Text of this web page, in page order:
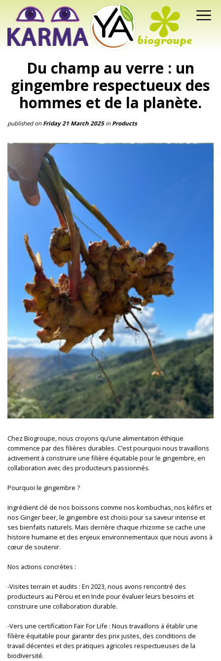
Du champ au verre : un
gingembre respectueux des
hommes et de la planète.
published on Friday 21 March 2025 in Products
Chez Biogroupe, nous croyons qu’une alimentation éthique
commence par des filières durables. C’est pourquoi nous travaillons
activement à construire une filière équitable pour le gingembre, en
collaboration avec des producteurs passionnés.
Pourquoi le gingembre ?
Ingrédient clé de nos boissons comme nos kombuchas, nos kéfirs et
nos Ginger beer, le gingembre est choisi pour sa saveur intense et
ses bienfaits naturels. Mais derrière chaque rhizome se cache une
histoire humaine et des enjeux environnementaux que nous avons à
cœur de soutenir.
Nos actions concrètes :
-Visites terrain et audits : En 2023, nous avons rencontré des
producteurs au Pérou et en Inde pour évaluer leurs besoins et
construire une collaboration durable.
-Vers une certification Fair For Life : Nous travaillons à établir une
filière équitable pour garantir des prix justes, des conditions de
travail décentes et des pratiques agricoles respectueuses de la
biodiversité.